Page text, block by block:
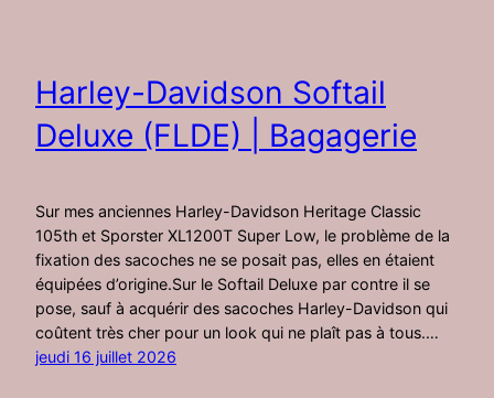
Harley-Davidson Softail
Deluxe (FLDE) | Bagagerie
Sur mes anciennes Harley-Davidson Heritage Classic
105th et Sporster XL1200T Super Low, le problème de la
fixation des sacoches ne se posait pas, elles en étaient
équipées d’origine.Sur le Softail Deluxe par contre il se
pose, sauf à acquérir des sacoches Harley-Davidson qui
coûtent très cher pour un look qui ne plaît pas à tous.…
jeudi 16 juillet 2026